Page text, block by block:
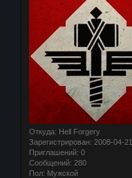
Откуда: Hell Forgery
Зарегистрирован: 2008-04-21
Приглашений: 0
Сообщений: 280
Пол: Мужской